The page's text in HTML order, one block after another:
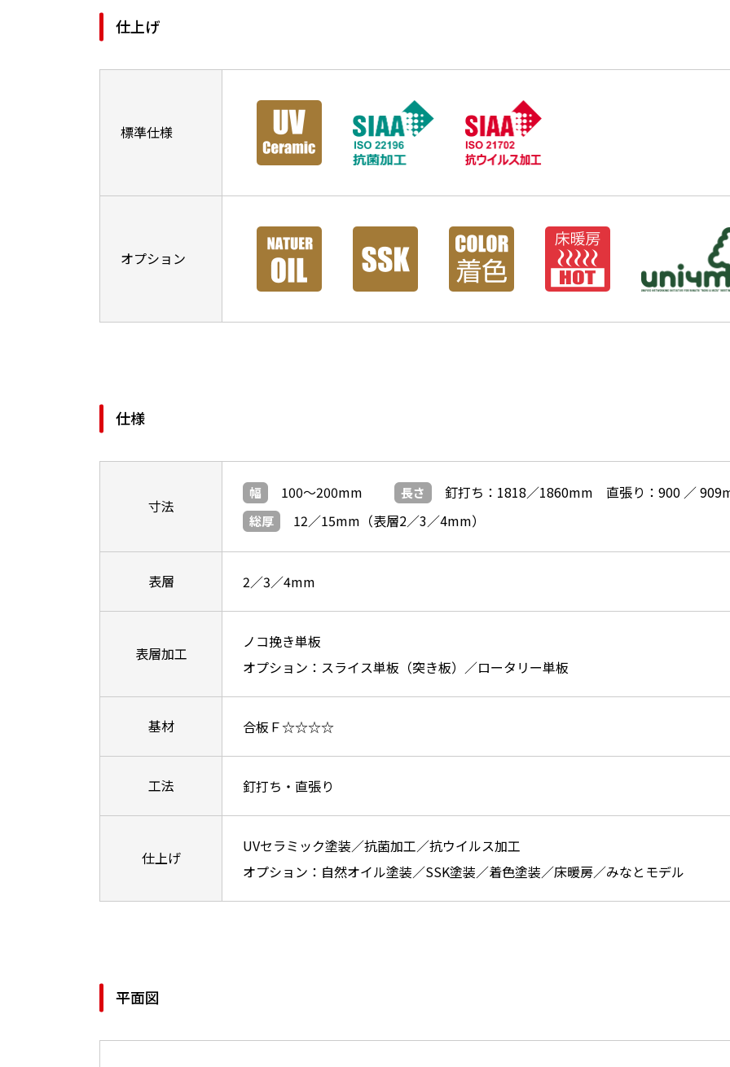
仕上げ
標準仕様
オプション
仕様
寸法
幅 100～200mm 長さ 釘打ち：1818／1860mm 直張り：900 ／
総厚 12／15mm（表層2／3／4mm）
表層 2／3／4mm
表層加工
ノコ挽き単板
オプション：スライス単板（突き板）／ロータリー単板
基材 合板Ｆ☆☆☆☆
工法 釘打ち・直張り
仕上げ
UVセラミック塗装／抗菌加工／抗ウイルス加工
オプション：自然オイル塗装／SSK塗装／着色塗装／床暖房／みなとモデル
平面図